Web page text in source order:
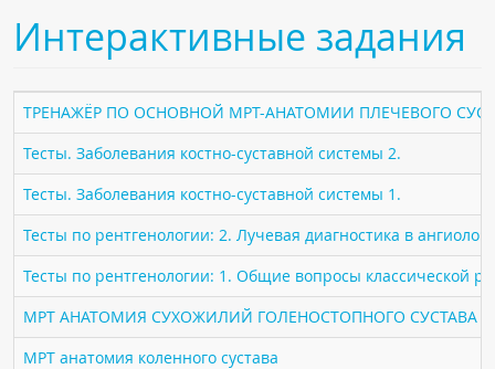
КНИЖНЫЙ МАГАЗИН
ПАЦИЕНТАМ
Где пройти обследование
Компьютерная томография (КТ)
Магнитно-резонансная томография (МРТ)
Спросить врача
ПОМОЩЬ
Интерактивные задания
ТРЕНАЖЁР ПО ОСНОВНОЙ МРТ-АНАТОМИИ ПЛЕЧЕВОГО
Тесты. Заболевания костно-суставной системы 2.
Тесты. Заболевания костно-суставной системы 1.
Тесты по рентгенологии: 2. Лучевая диагностика в
Тесты по рентгенологии: 1. Общие вопросы классической
МРТ АНАТОМИЯ СУХОЖИЛИЙ ГОЛЕНОСТОПНОГО СУСТАВА
МРТ анатомия коленного сустава